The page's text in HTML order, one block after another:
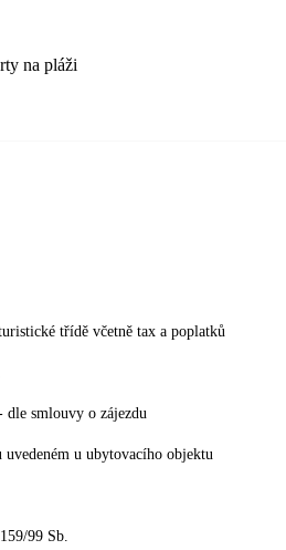
na pláži
třídě včetně tax a poplatků
smlouvy o zájezdu
u ubytovacího objektu
99 Sb.